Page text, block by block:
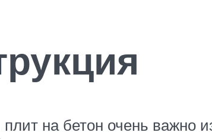
на бетон очень важно